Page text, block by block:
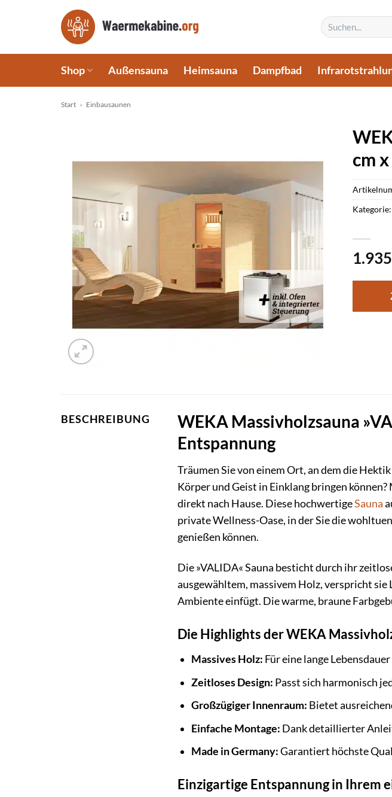
Suchen
nach:
Shop Außensauna Heimsauna Dampfbad
Start » Einbausaunen
cm
Kategorie:
BESCHREIBUNG
WEKA Massivholzsauna
Entspannung
Träumen Sie von einem Ort, an dem die
Körper und Geist in Einklang bringen
direkt nach Hause. Diese hochwertigeSauna
private Wellness-Oase, in der Sie die
genießen können.
Die »VALIDA« Sauna besticht durch ihr
ausgewähltem, massivem Holz, verspricht
Ambiente einfügt. Die warme, braune
Die Highlights der WEKA
Massives Holz: Für eine lange
Zeitloses Design: Passt sich harmonisch
Großzügiger Innenraum: Bietet
Einfache Montage: Dank detaillierter
Made in Germany:Garantiert höchste
Einzigartige Entspannung in Ihrem